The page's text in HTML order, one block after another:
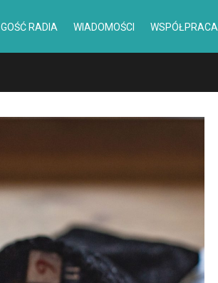
GOŚĆ RADIA WIADOMOŚCI WSPÓŁPRACA